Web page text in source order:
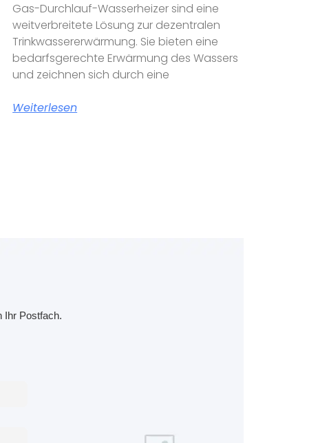
Gas-Durchlauf-Wasserheizer sind eine
weitverbreitete Lösung zur dezentralen
Trinkwassererwärmung. Sie bieten eine
bedarfsgerechte Erwärmung des Wassers
und zeichnen sich durch eine
Weiterlesen
Ihr Postfach.